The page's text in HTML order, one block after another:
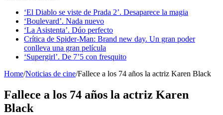
‘El Diablo se viste de Prada 2’. Desaparece la magia
‘Boulevard’. Nada nuevo
‘La Asistenta’. Dúo perfecto
Crítica de Spider-Man: Brand new day. Un gran poder
conlleva una gran película
‘Supergirl’. De 7’5 con fresquito
Home/Noticias de cine/Fallece a los 74 años la actriz Karen Black
Fallece a los 74 años la actriz Karen
Black